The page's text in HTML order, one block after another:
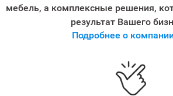
мебель, а комплексные решения,
результат Вашего
Подробнее о